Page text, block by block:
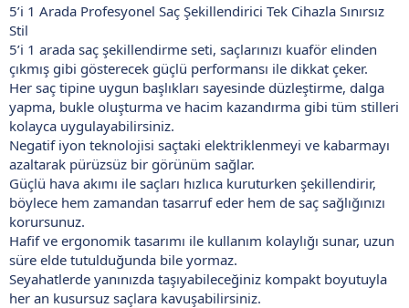
5’i 1 Arada Profesyonel Saç Şekillendirici Tek Cihazla Sınırsız
Stil
5’i 1 arada saç şekillendirme seti, saçlarınızı kuaför elinden
çıkmış gibi gösterecek güçlü performansı ile dikkat çeker.
Her saç tipine uygun başlıkları sayesinde düzleştirme, dalga
yapma, bukle oluşturma ve hacim kazandırma gibi tüm stilleri
kolayca uygulayabilirsiniz.
Negatif iyon teknolojisi saçtaki elektriklenmeyi ve kabarmayı
azaltarak pürüzsüz bir görünüm sağlar.
Güçlü hava akımı ile saçları hızlıca kuruturken şekillendirir,
böylece hem zamandan tasarruf eder hem de saç sağlığınızı
korursunuz.
Hafif ve ergonomik tasarımı ile kullanım kolaylığı sunar, uzun
süre elde tutulduğunda bile yormaz.
Seyahatlerde yanınızda taşıyabileceğiniz kompakt boyutuyla
her an kusursuz saçlara kavuşabilirsiniz.